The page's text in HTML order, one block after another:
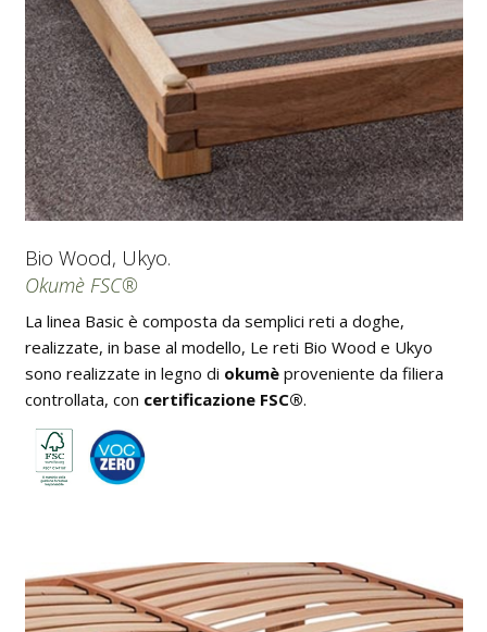
Bio Wood, Ukyo.
Okumè FSC®
La linea Basic è composta da semplici reti a doghe,
realizzate, in base al modello, Le reti Bio Wood e Ukyo
sono realizzate in legno di okumè proveniente da filiera
controllata, con certificazione FSC®.